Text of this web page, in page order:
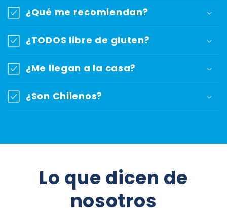
¿Qué me recomiendan?
¿TODOS libre de gluten?
¿Me llegan a la casa?
¿Son Chilenos?
Lo que dicen de
nosotros